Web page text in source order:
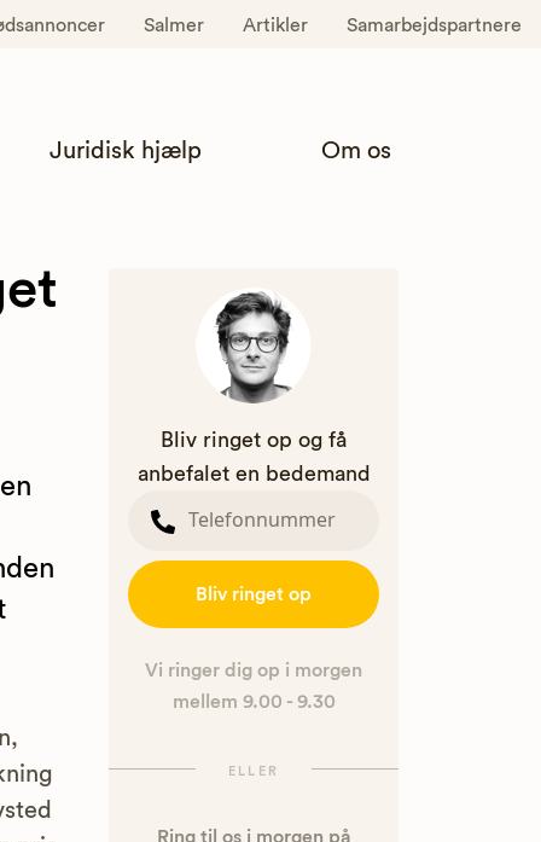
Salmer Artikler Samarbejdspartnere
Juridisk hjælp Om os
Bliv ringet op og få
anbefalet en bedemand
Bliv ringet op
Vi ringer dig op i morgen
mellem 9.00 - 9.30
ELLER
Ring til os i morgen på